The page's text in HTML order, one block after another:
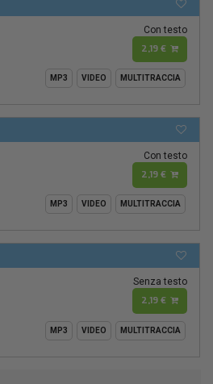
Con testo
2,19 €
MP3 VIDEO MULTITRACCIA
Con testo
2,19 €
MP3 VIDEO MULTITRACCIA
Senza testo
2,19 €
MP3 VIDEO MULTITRACCIA